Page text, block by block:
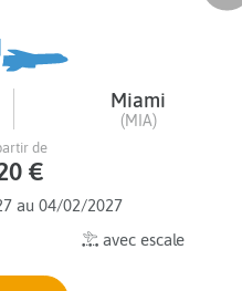
Miami
(MIA)
au 04/02/2027
avec escale
de
€